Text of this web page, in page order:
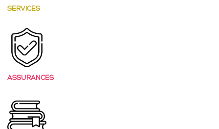
SERVICES
ASSURANCES